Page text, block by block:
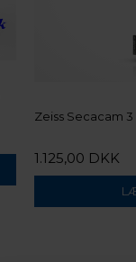
Zeiss Secacam
1.125,00 DKK